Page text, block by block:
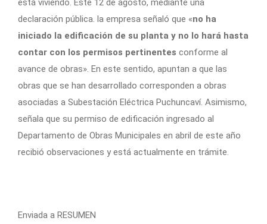
está viviendo. Este 12 de agosto, mediante una
declaración pública. la empresa señaló que «no ha
iniciado la edificación de su planta y no lo hará hasta
contar con los permisos pertinentes conforme al
avance de obras». En este sentido, apuntan a que las
obras que se han desarrollado corresponden a obras
asociadas a Subestación Eléctrica Puchuncaví. Asimismo,
señala que su permiso de edificación ingresado al
Departamento de Obras Municipales en abril de este año
recibió observaciones y está actualmente en trámite.
Enviada a RESUMEN